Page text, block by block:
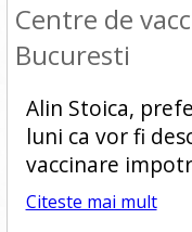
Centre de
Bucuresti
Alin Stoica,
luni ca vor fi
vaccinare
Citeste mai mult